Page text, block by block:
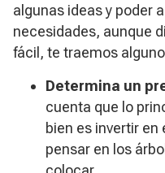
algunas ideas y poder
necesidades, aunque
fácil, te traemos
Determina un
cuenta que lo
bien es invertir en
pensar en los